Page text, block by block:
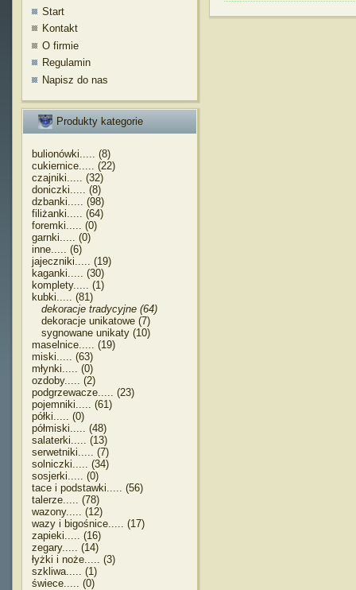
Start
Kontakt
O firmie
Regulamin
Napisz do nas
Produkty kategorie
bulionówki..... (8)
cukiernice..... (22)
czajniki..... (32)
doniczki..... (8)
dzbanki..... (98)
filiżanki..... (64)
foremki..... (0)
garnki..... (0)
inne..... (6)
jajeczniki..... (19)
kaganki..... (30)
komplety..... (1)
kubki..... (81)
dekoracje tradycyjne (64)
dekoracje unikatowe (7)
sygnowane unikaty (10)
maselnice..... (19)
miski..... (63)
młynki..... (0)
ozdoby..... (2)
podgrzewacze..... (23)
pojemniki..... (61)
półki..... (0)
półmiski..... (48)
salaterki..... (13)
serwetniki..... (7)
solniczki..... (34)
sosjerki..... (0)
tace i podstawki..... (56)
talerze..... (78)
wazony..... (12)
wazy i bigośnice..... (17)
zapieki..... (16)
zegary..... (14)
łyżki i noże..... (3)
szkliwa..... (1)
świece..... (0)